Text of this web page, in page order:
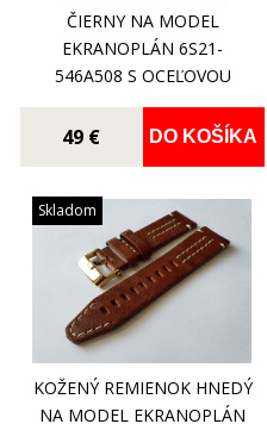
ČIERNY NA MODEL
EKRANOPLÁN 6S21-
546A508 S OCEĽOVOU
LESKLOU PRACKOU
49 € DO KOŠÍKA
Skladom
KOŽENÝ REMIENOK HNEDÝ
NA MODEL EKRANOPLÁN